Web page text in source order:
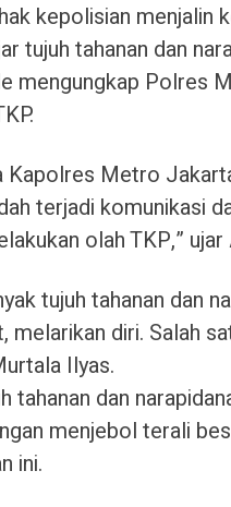
kepolisian menjalin
tujuh tahanan dan
mengungkap Polres
Kapolres Metro
terjadi komunikasi
olah TKP,” ujar
tujuh tahanan dan
melarikan diri. Salah
Ilyas.
tahanan dan
menjebol terali
ini.